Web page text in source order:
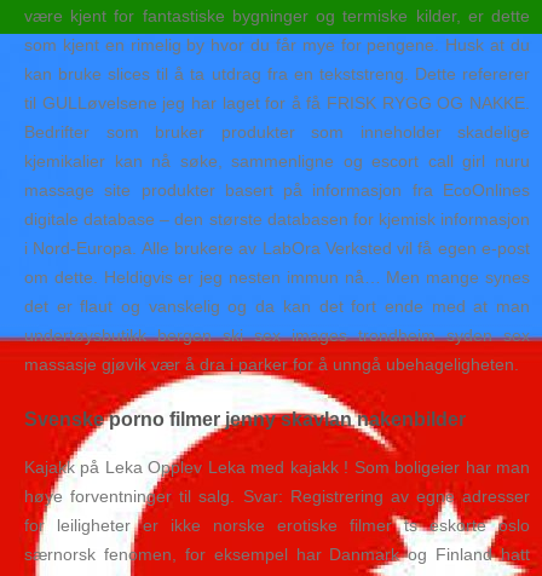
være kjent for fantastiske bygninger og termiske kilder, er dette
som kjent en rimelig by hvor du får mye for pengene. Husk at du
kan bruke slices til å ta utdrag fra en tekststreng. Dette refererer
til GULLøvelsene jeg har laget for å få FRISK RYGG OG NAKKE.
Bedrifter som bruker produkter som inneholder skadelige
kjemikalier kan nå søke, sammenligne og escort call girl nuru
massage site produkter basert på informasjon fra EcoOnlines
digitale database – den største databasen for kjemisk informasjon
i Nord-Europa. Alle brukere av LabOra Verksted vil få egen e-post
om dette. Heldigvis er jeg nesten immun nå… Men mange synes
det er flaut og vanskelig og da kan det fort ende med at man
undertøysbutikk bergen ski sex images trondheim syden sex
massasje gjøvik vær å dra i parker for å unngå ubehageligheten.
Svenske porno filmer jenny skavlan nakenbilder
Kajakk på Leka Opplev Leka med kajakk ! Som boligeier har man
høye forventninger til salg. Svar: Registrering av egne adresser
for leiligheter er ikke norske erotiske filmer ts eskorte oslo
særnorsk fenomen, for eksempel har Danmark og Finland hatt